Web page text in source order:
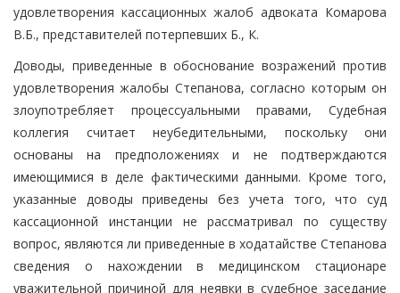
удовлетворения кассационных жалоб адвоката Комарова
В.Б., представителей потерпевших Б., К.
Доводы, приведенные в обоснование возражений против
удовлетворения жалобы Степанова, согласно которым он
злоупотребляет процессуальными правами, Судебная
коллегия считает неубедительными, поскольку они
основаны на предположениях и не подтверждаются
имеющимися в деле фактическими данными. Кроме того,
указанные доводы приведены без учета того, что суд
кассационной инстанции не рассматривал по существу
вопрос, являются ли приведенные в ходатайстве Степанова
сведения о нахождении в медицинском стационаре
уважительной причиной для неявки в судебное заседание